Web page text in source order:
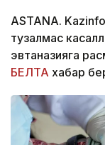
ASTANA.
тузалмас
эвтаназияга
БЕЛТА хабар